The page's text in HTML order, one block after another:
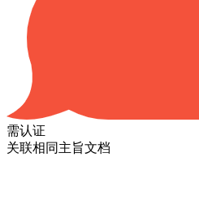
需认证
关联相同主旨文档